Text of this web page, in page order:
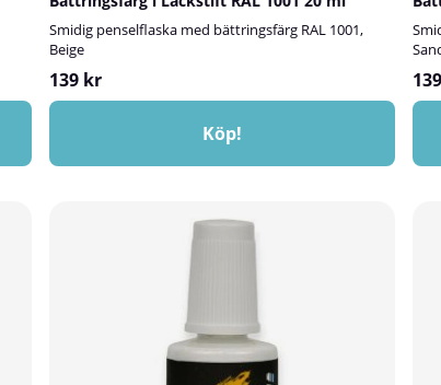
Smidig penselflaska med bättringsfärg RAL 1001,
Beige
139 kr
Köp!